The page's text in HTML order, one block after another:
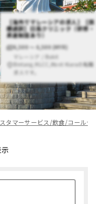
【海外でマレーシアの求人】【医
療通訳】日系クリニック（研修・
昇進制度あり）
6,500 〜 6,500 (MYR)
マレーシア / Bukit
Bintang/KLCC,Mont Kiaraの転職
求人です。
タマーサービス/飲食/コールセ